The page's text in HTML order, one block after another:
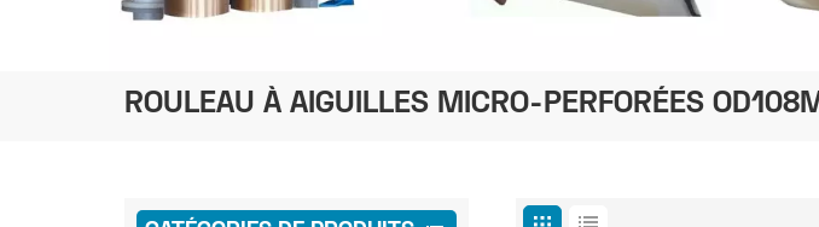
ROULEAU À AIGUILLES MICRO-PERFORÉES